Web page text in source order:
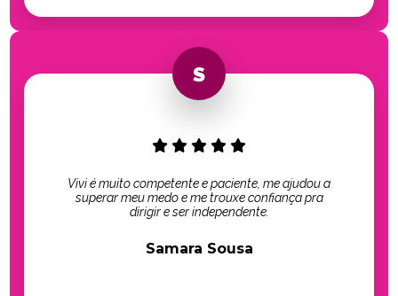
Vivi é muito competente e paciente, me ajudou a
superar meu medo e me trouxe confiança pra
dirigir e ser independente.
Samara Sousa